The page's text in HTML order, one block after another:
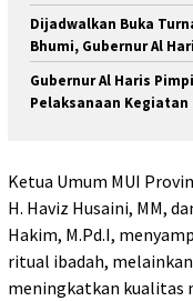
Dijadwalkan Buka
Bhumi, Gubernur Al
Gubernur Al Haris
Pelaksanaan Kegiatan
​Ketua Umum MUI
H. Haviz Husaini, MM,
Hakim, M.Pd.I,
ritual ibadah,
meningkatkan kualitas